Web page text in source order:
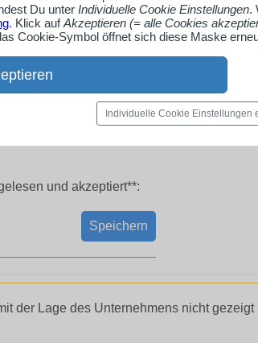
und akzeptiert**:
Speichern
der Lage des Unternehmens nicht gezeigt
Du unter Individuelle Cookie Einstellungen.
. Klick aufAkzeptieren (= alle Cookies
Cookie-Symbol öffnet sich diese Maske
Individuelle Cookie Einstellungen